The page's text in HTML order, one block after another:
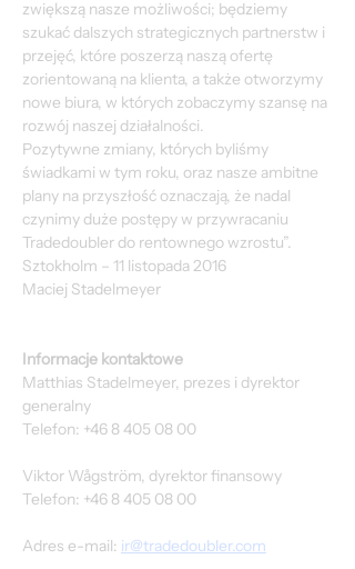
zwiększą nasze możliwości; będziemy
szukać dalszych strategicznych partnerstw i
przejęć, które poszerzą naszą ofertę
zorientowaną na klienta, a także otworzymy
nowe biura, w których zobaczymy szansę na
rozwój naszej działalności.
Pozytywne zmiany, których byliśmy
świadkami w tym roku, oraz nasze ambitne
plany na przyszłość oznaczają, że nadal
czynimy duże postępy w przywracaniu
Tradedoubler do rentownego wzrostu”.
Sztokholm – 11 listopada 2016
Maciej Stadelmeyer
Informacje kontaktowe
Matthias Stadelmeyer, prezes i dyrektor
generalny
Telefon: +46 8 405 08 00
Viktor Wågström, dyrektor finansowy
Telefon: +46 8 405 08 00
Adres e-mail: ir@tradedoubler.com